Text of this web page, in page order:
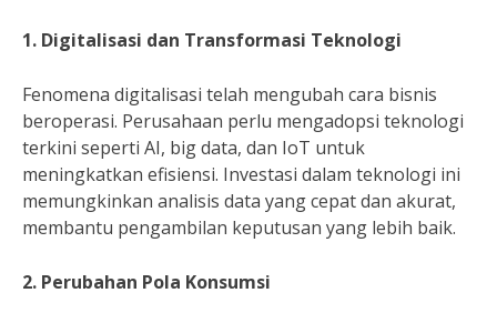
1. Digitalisasi dan Transformasi Teknologi
Fenomena digitalisasi telah mengubah cara bisnis
beroperasi. Perusahaan perlu mengadopsi teknologi
terkini seperti AI, big data, dan IoT untuk
meningkatkan efisiensi. Investasi dalam teknologi ini
memungkinkan analisis data yang cepat dan akurat,
membantu pengambilan keputusan yang lebih baik.
2. Perubahan Pola Konsumsi